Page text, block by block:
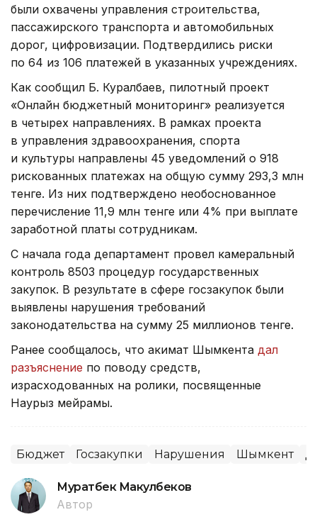
были охвачены управления строительства,
пассажирского транспорта и автомобильных
дорог, цифровизации. Подтвердились риски
по 64 из 106 платежей в указанных учреждениях.
Как сообщил Б. Куралбаев, пилотный проект
«Онлайн бюджетный мониторинг» реализуется
в четырех направлениях. В рамках проекта
в управления здравоохранения, спорта
и культуры направлены 45 уведомлений о 918
рискованных платежах на общую сумму 293,3 млн
тенге. Из них подтверждено необоснованное
перечисление 11,9 млн тенге или 4% при выплате
заработной платы сотрудникам.
С начала года департамент провел камеральный
контроль 8503 процедур государственных
закупок. В результате в сфере госзакупок были
выявлены нарушения требований
законодательства на сумму 25 миллионов тенге.
Ранее сообщалось, что акимат Шымкента дал
разъяснение по поводу средств,
израсходованных на ролики, посвященные
Наурыз мейрамы.
Бюджет Госзакупки Нарушения Шымкент
Муратбек Макулбеков
Автор